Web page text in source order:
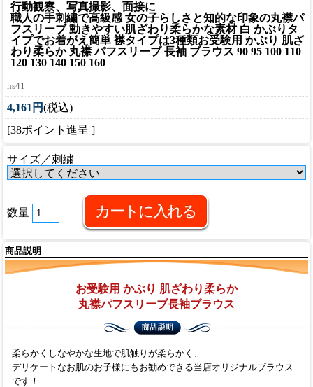
行動観察、写真撮影、面接に
職人の手刺繍で高級感 女の子らしさと知的な印象の丸襟パ
フスリーブ 動きやすい肌ざわり柔らかな素材 白 かぶりタ
イプでお着がえ簡単 襟タイプは3種類お受験用 かぶり 肌ざ
わり柔らか 丸襟 パフスリーブ 長袖 ブラウス 90 95 100 110
120 130 140 150 160
hs41
4,161円(税込)
[38ポイント進呈 ]
サイズ／刺繍
数量
商品説明
お受験用 かぶり 肌ざわり柔らか
丸襟パフスリーブ長袖ブラウス
柔らかくしなやかな生地で肌触りが柔らかく、
デリケートなお肌のお子様にもお勧めできる当店オリジナルブラウス
です！